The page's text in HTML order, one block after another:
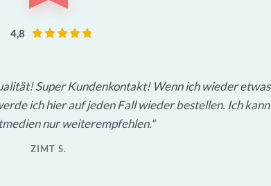
4,8
Super Kundenkontakt! Wenn ich wieder etwas
ich hier auf jeden Fall wieder bestellen. Ich kann
nur weiterempfehlen.
ZIMT S.